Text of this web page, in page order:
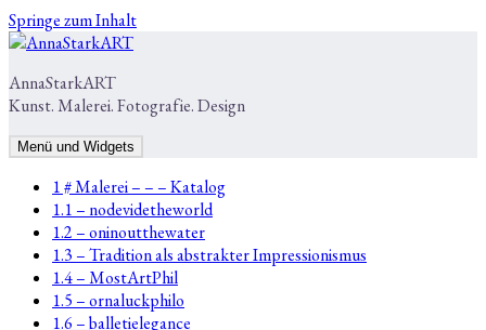
Springe zum Inhalt
AnnaStarkART
Kunst. Malerei. Fotografie. Design
Menü und Widgets
1 # Malerei – – – Katalog
1.1 – nodevidetheworld
1.2 – oninoutthewater
1.3 – Tradition als abstrakter Impressionismus
1.4 – MostArtPhil
1.5 – ornaluckphilo
1.6 – balletielegance